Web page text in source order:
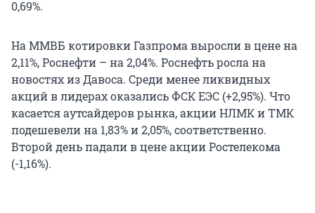
0,69%.
На ММВБ котировки Газпрома выросли в цене на
2,11%, Роснефти – на 2,04%. Роснефть росла на
новостях из Давоса. Среди менее ликвидных
акций в лидерах оказались ФСК ЕЭС (+2,95%). Что
касается аутсайдеров рынка, акции НЛМК и ТМК
подешевели на 1,83% и 2,05%, соответственно.
Второй день падали в цене акции Ростелекома
(-1,16%).